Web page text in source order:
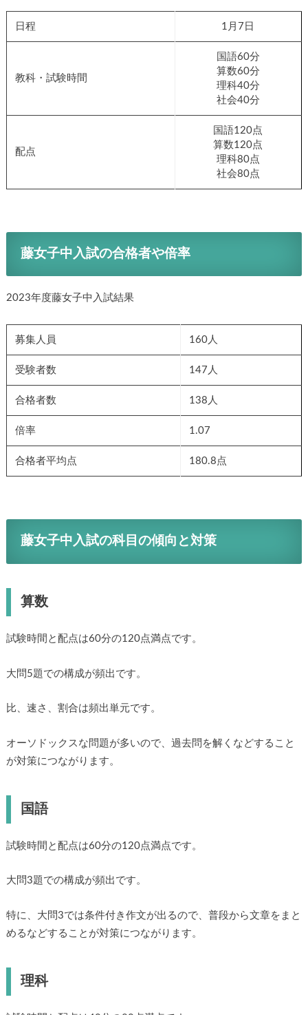
日程 1月7日
教科・試験時間
国語60分
算数60分
理科40分
社会40分
配点
国語120点
算数120点
理科80点
社会80点
藤女子中入試の合格者や倍率
2023年度藤女子中入試結果
募集人員 160人
受験者数 147人
合格者数 138人
倍率 1.07
合格者平均点 180.8点
藤女子中入試の科目の傾向と対策
算数
試験時間と配点は60分の120点満点です。
大問5題での構成が頻出です。
比、速さ、割合は頻出単元です。
オーソドックスな問題が多いので、過去問を解くなどすること
が対策につながります。
国語
試験時間と配点は60分の120点満点です。
大問3題での構成が頻出です。
特に、大問3では条件付き作文が出るので、普段から文章をまと
めるなどすることが対策につながります。
理科